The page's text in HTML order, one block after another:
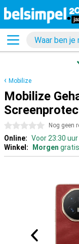
Mobilize
Mobilize
0 sterren Nog geen
Online: Voor 23:30
Winkel:
Morgen